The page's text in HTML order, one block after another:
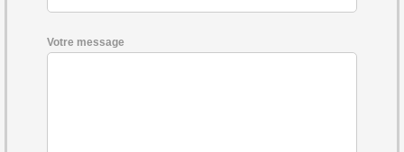
Votre message